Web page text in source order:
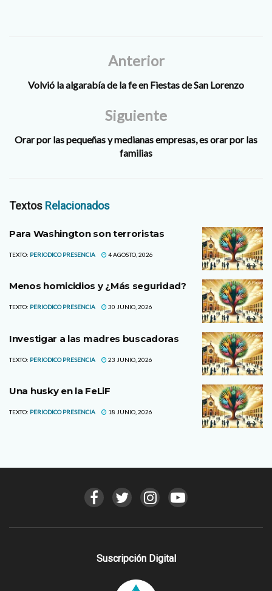
Anterior
Volvió la algarabía de la fe en Fiestas de San Lorenzo
Siguiente
Orar por las pequeñas y medianas empresas, es orar por las
familias
Textos Relacionados
Para Washington son terroristas
TEXTO: PERIODICO PRESENCIA 4 AGOSTO, 2026
Menos homicidios y ¿Más seguridad?
TEXTO: PERIODICO PRESENCIA 30 JUNIO, 2026
Investigar a las madres buscadoras
TEXTO: PERIODICO PRESENCIA 23 JUNIO, 2026
Una husky en la FeLiF
TEXTO: PERIODICO PRESENCIA 18 JUNIO, 2026
Suscripción Digital